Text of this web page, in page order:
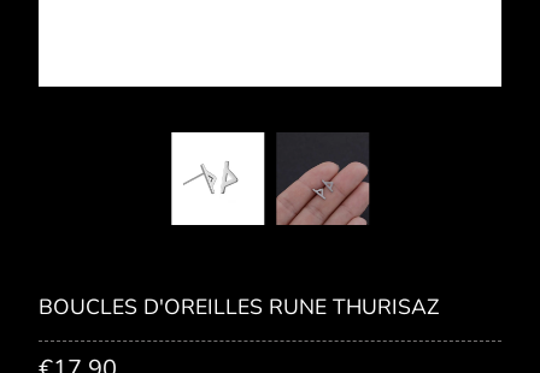
BOUCLES D'OREILLES RUNE THURISAZ